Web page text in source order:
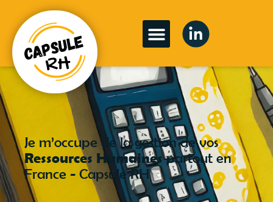
Je m’occupe de la gestion de vos
Ressources Humainespartout en
France - Capsule RH